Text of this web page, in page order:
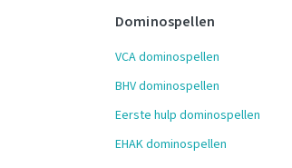
Dominospellen
VCA dominospellen
BHV dominospellen
Eerste hulp dominospellen
EHAK dominospellen